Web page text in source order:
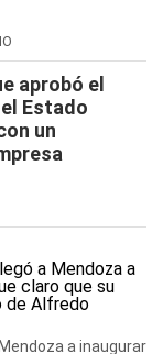
aprobó el
Estado
un
a inaugurar